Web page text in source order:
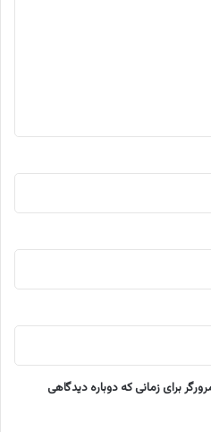
برای زمانی که دوباره دیدگاهی